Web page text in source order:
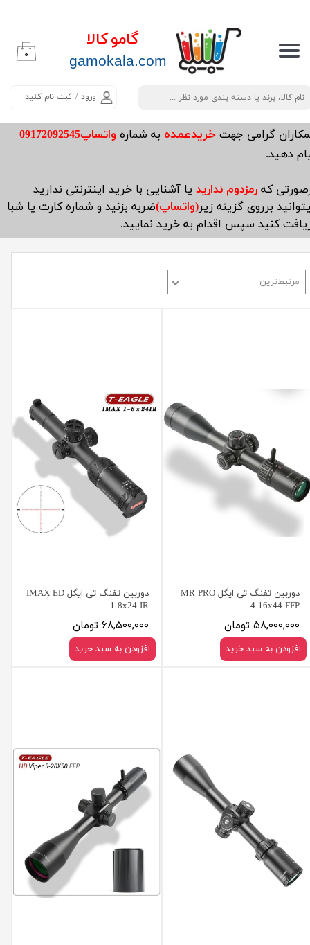
گامو کالا
​​​​​​gamokala.com
ورود / ثبت نام کنید
حساب کاربری من
تغییر گذر واژه
سفارشات
خروج از حساب کاربری
۰
گرامی جهت خریدعمده به شماره واتساپ09172092545
دهید.
که رمزدوم ندارید یا آشنایی با خرید اینترنتی ندارید
برروی گزینه زیر(واتساپ)ضربه بزنید و شماره کارت یا شبا
کنید سپس اقدام به خرید نمایید.
مرتبط‌ترین
دوربین تفنگ تی ایگل MR PRO
4-16x44 FFP
۵۸,۰۰۰,۰۰۰ تومان
افزودن به سبد خرید
دوربین تفنگ تی ایگل IMAX ED
1-8x24 IR
۶۸,۵۰۰,۰۰۰ تومان
افزودن به سبد خرید